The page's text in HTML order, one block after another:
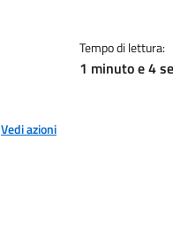
Tempo di lettura:
1 minuto e 4
Vedi azioni